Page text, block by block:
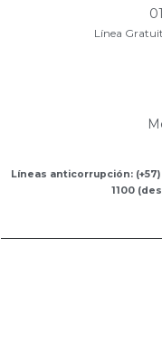
Línea
Líneas anticorrupción:
1100